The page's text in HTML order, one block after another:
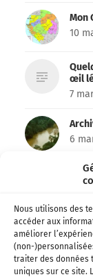
Nous utilisons des
accéder aux
améliorer
(non-
traiter des données
uniques sur ce site.
Mon
10
œil
7
6
le
18